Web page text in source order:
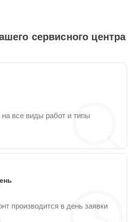
сервисного центра
все виды работ и типы
производится в день заявки